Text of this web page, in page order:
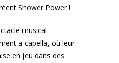
Shower Power !
musical
a capella, où leur
en jeu dans des